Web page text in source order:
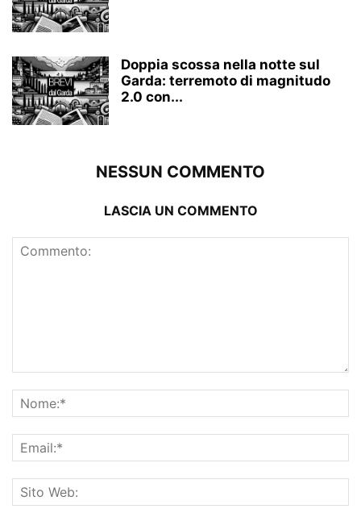
Doppia scossa nella notte sul
Garda: terremoto di magnitudo
2.0 con...
NESSUN COMMENTO
LASCIA UN COMMENTO